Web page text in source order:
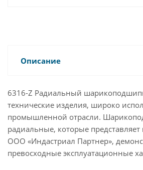
Описание
6316-Z Радиальный
технические изделия, широко
промышленной отрасли.
радиальные, которые
ООО «Индастриал Партнер»,
превосходные эксплуатационные